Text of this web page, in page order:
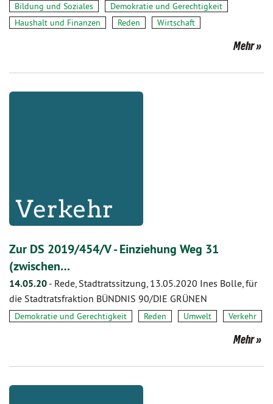
Bildung und Soziales
Demokratie und Gerechtigkeit
Haushalt und Finanzen
Reden Wirtschaft
Mehr
Zur DS 2019/454/V - Einziehung Weg 31
(zwischen…
14.05.20 - Rede, Stadtratssitzung, 13.05.2020 Ines Bolle, für
die Stadtratsfraktion BÜNDNIS 90/DIE GRÜNEN
Demokratie und Gerechtigkeit Reden Umwelt Verkehr
Mehr